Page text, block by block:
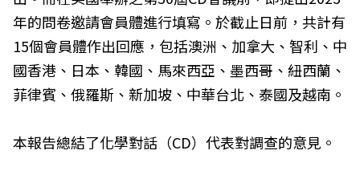
年的問卷邀請會員體進行填寫。於截止日前，共計有
15個會員體作出回應，包括澳洲、加拿大、智利、中
國香港、日本、韓國、馬來西亞、墨西哥、紐西蘭、
菲律賓、俄羅斯、新加坡、中華台北、泰國及越南。
本報告總結了化學對話（CD）代表對調查的意見。